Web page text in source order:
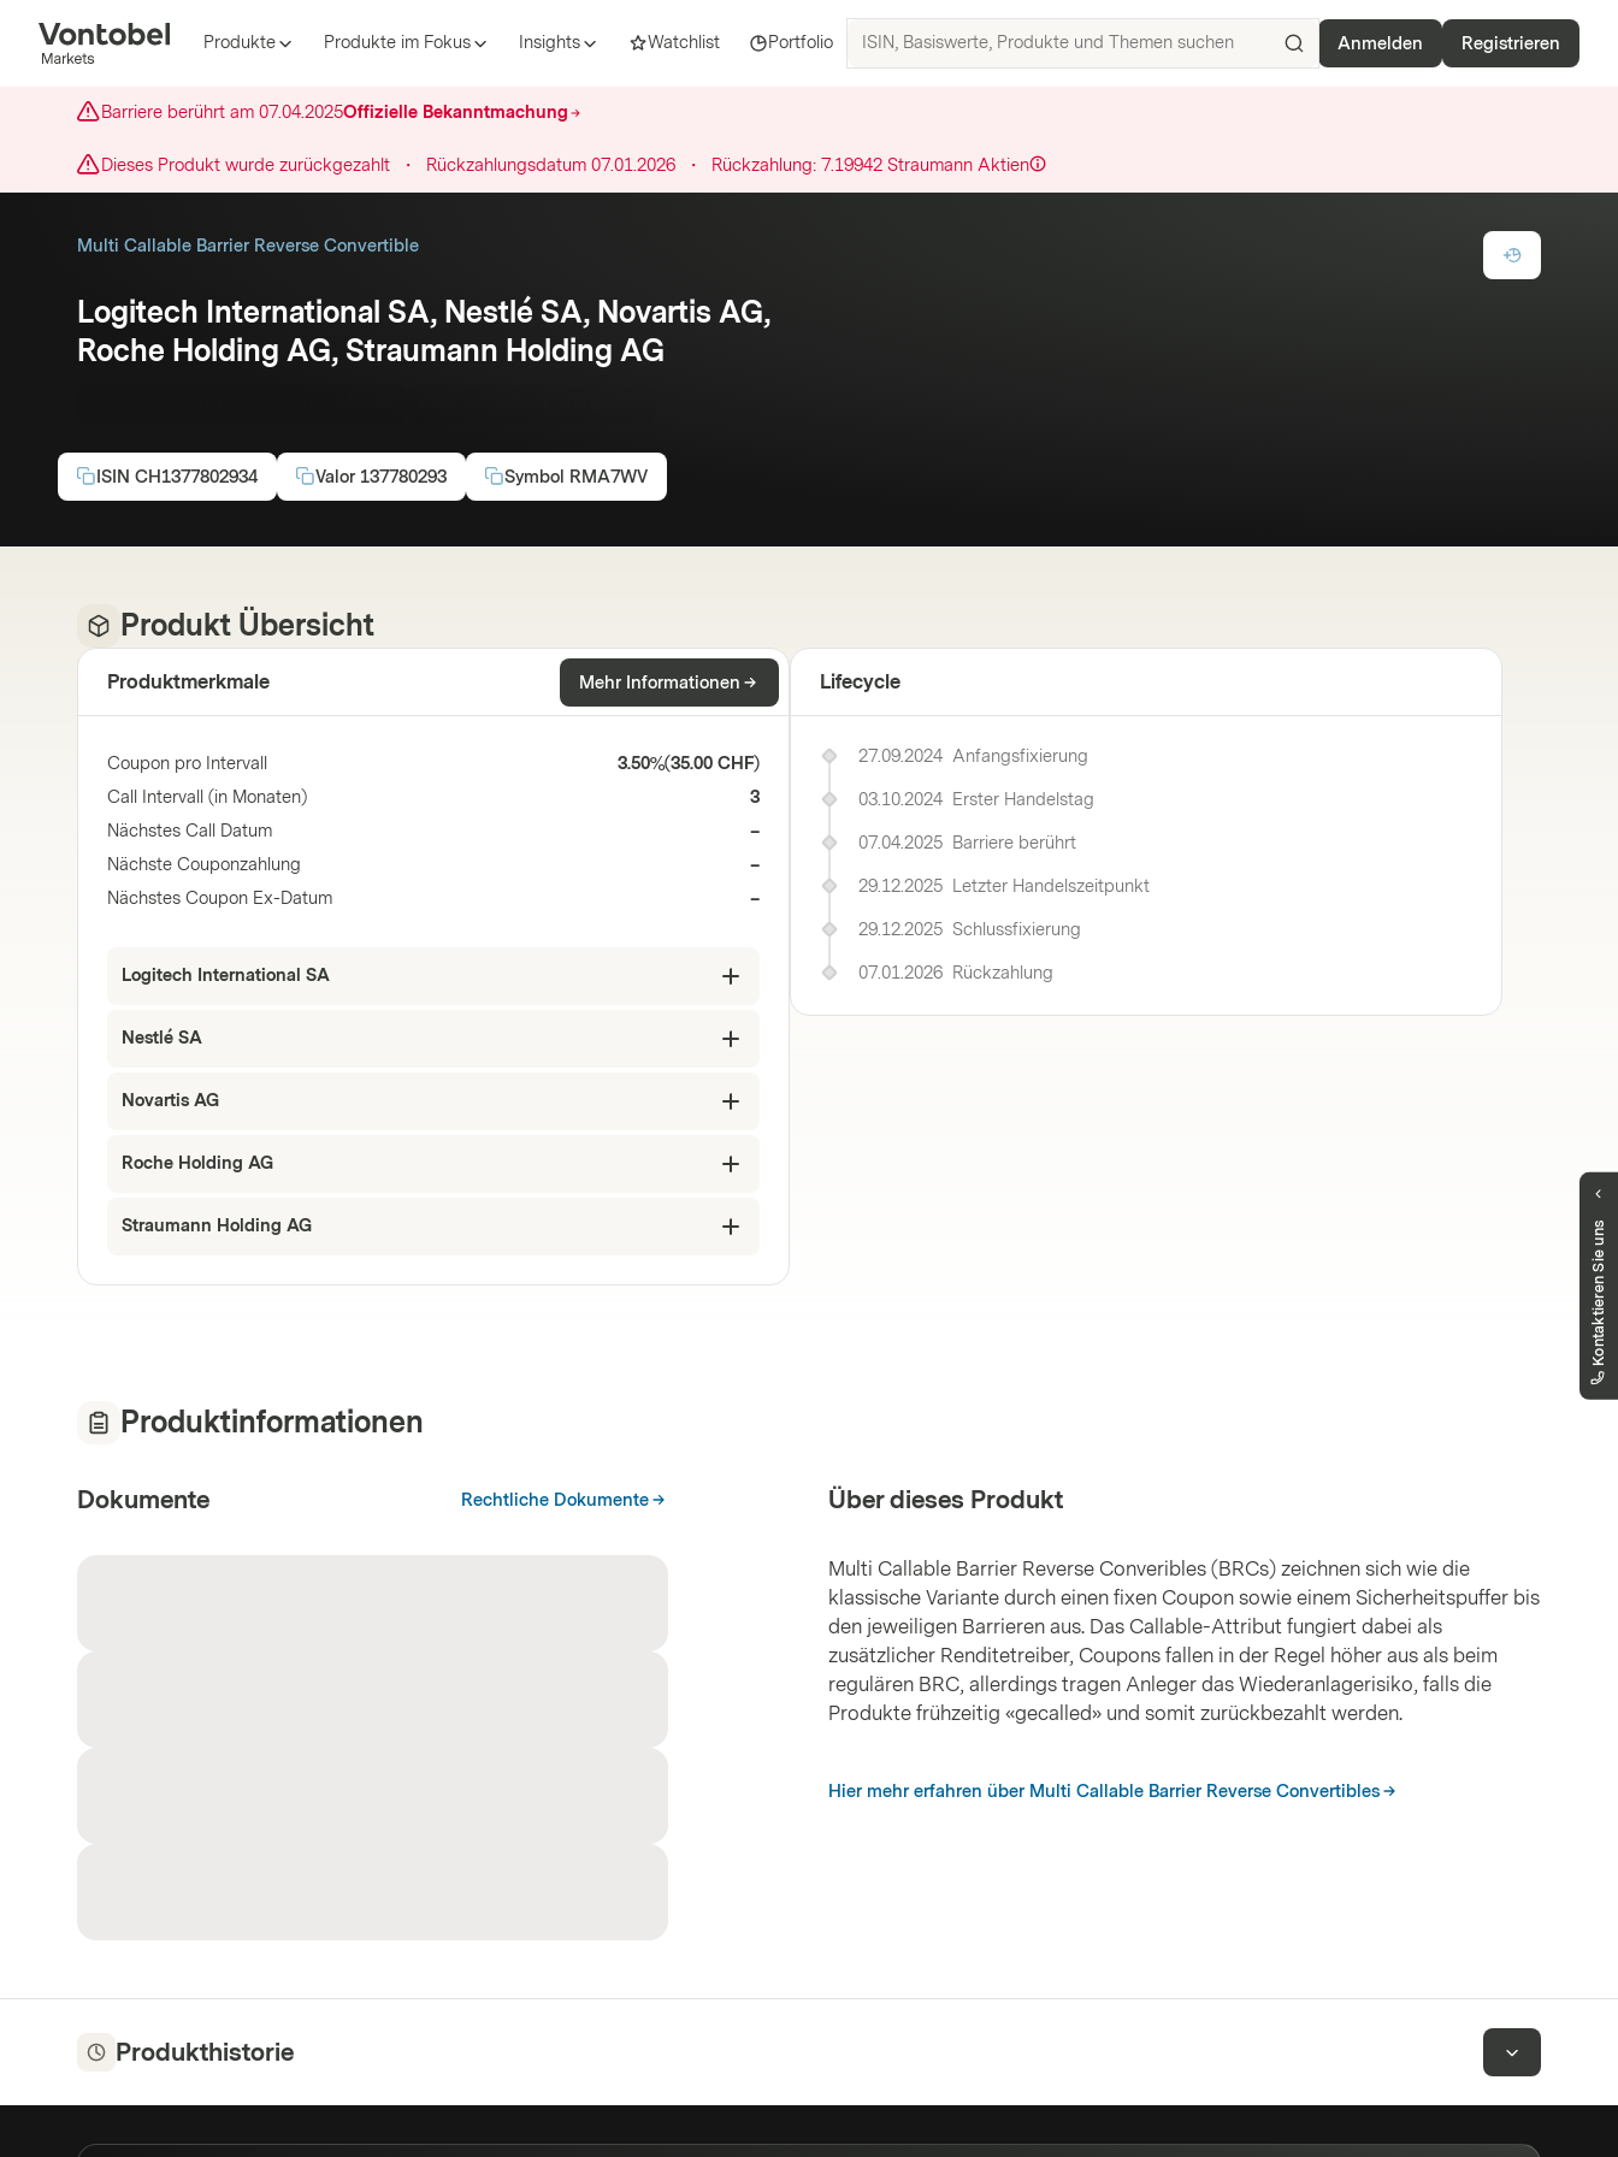
Produkte Produkte im Fokus Insights Watchlist Portfolio
ISIN,
suchen
ISIN,
Anmelden Registrieren
Barriere berührt am 07.04.2025Offizielle Bekanntmachung
Dieses Produkt wurde zurückgezahlt ・ Rückzahlungsdatum 07.01.2026 ・ Rückzahlung: 7.19942 Straumann Aktien
Multi Callable Barrier Reverse Convertible
Logitech International SA, Nestlé SA, Novartis AG,
Roche Holding AG, Straumann Holding AG
ISIN CH1377802934 Valor 137780293 Symbol RMA7WV
Produkt Übersicht
Produktmerkmale Mehr Informationen
Coupon pro Intervall 3.50%(35.00 CHF)
Call Intervall (in Monaten)
3
Nächstes Call Datum
–
Nächste Couponzahlung
–
Nächstes Coupon Ex-Datum
–
Logitech International SA
Nestlé SA
Novartis AG
Roche Holding AG
Straumann Holding AG
Lifecycle
27.09.2024 Anfangsfixierung
03.10.2024 Erster Handelstag
07.04.2025 Barriere berührt
29.12.2025 Letzter Handelszeitpunkt
29.12.2025 Schlussfixierung
07.01.2026 Rückzahlung
Produktinformationen
Dokumente Rechtliche Dokumente Über dieses Produkt
Multi Callable Barrier Reverse Converibles (BRCs) zeichnen sich wie die
klassische Variante durch einen fixen Coupon sowie einem Sicherheitspuffer bis
den jeweiligen Barrieren aus. Das Callable-Attribut fungiert dabei als
zusätzlicher Renditetreiber, Coupons fallen in der Regel höher aus als beim
regulären BRC, allerdings tragen Anleger das Wiederanlagerisiko, falls die
Produkte frühzeitig «gecalled» und somit zurückbezahlt werden.
Hier mehr erfahren über Multi Callable Barrier Reverse Convertibles
Produkthistorie
Kontaktieren Sie uns